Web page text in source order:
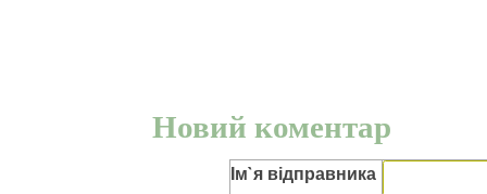
Новий коментар
Ім`я відправника